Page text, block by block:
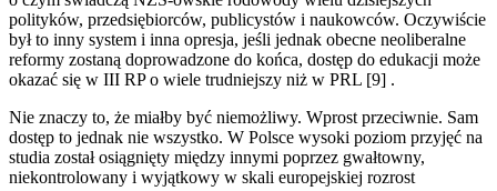
polityków, przedsiębiorców, publicystów i naukowców. Oczywiście
był to inny system i inna opresja, jeśli jednak obecne neoliberalne
reformy zostaną doprowadzone do końca, dostęp do edukacji może
okazać się w III RP o wiele trudniejszy niż w PRL [9] .
Nie znaczy to, że miałby być niemożliwy. Wprost przeciwnie. Sam
dostęp to jednak nie wszystko. W Polsce wysoki poziom przyjęć na
studia został osiągnięty między innymi poprzez gwałtowny,
niekontrolowany i wyjątkowy w skali europejskiej rozrost